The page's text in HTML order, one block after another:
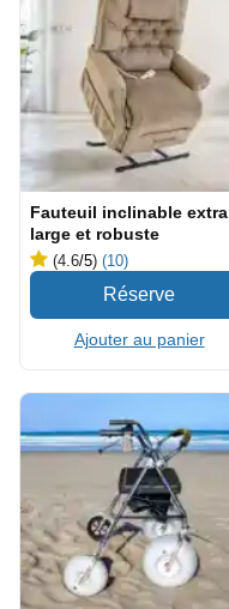
Fauteuil inclinable extra
large et robuste
(4.6/5) (10)
Ajouter au panier